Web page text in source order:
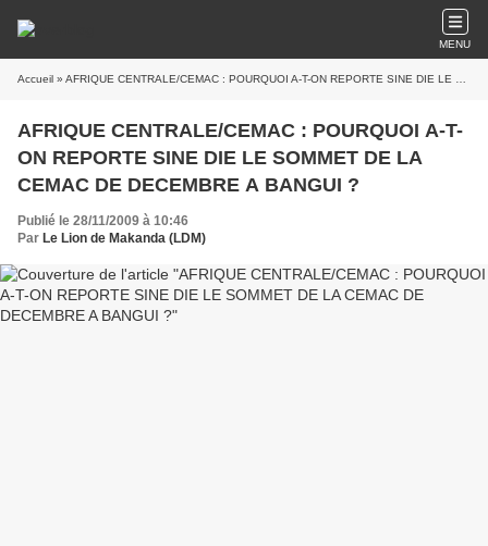
MENU
Accueil » AFRIQUE CENTRALE/CEMAC : POURQUOI A-T-ON REPORTE SINE DIE LE SOMMET DE LA CEMAC DE DECEMBRE A BANGUI ?
AFRIQUE CENTRALE/CEMAC : POURQUOI A-T-
ON REPORTE SINE DIE LE SOMMET DE LA
CEMAC DE DECEMBRE A BANGUI ?
Publié le 28/11/2009 à 10:46
Par Le Lion de Makanda (LDM)